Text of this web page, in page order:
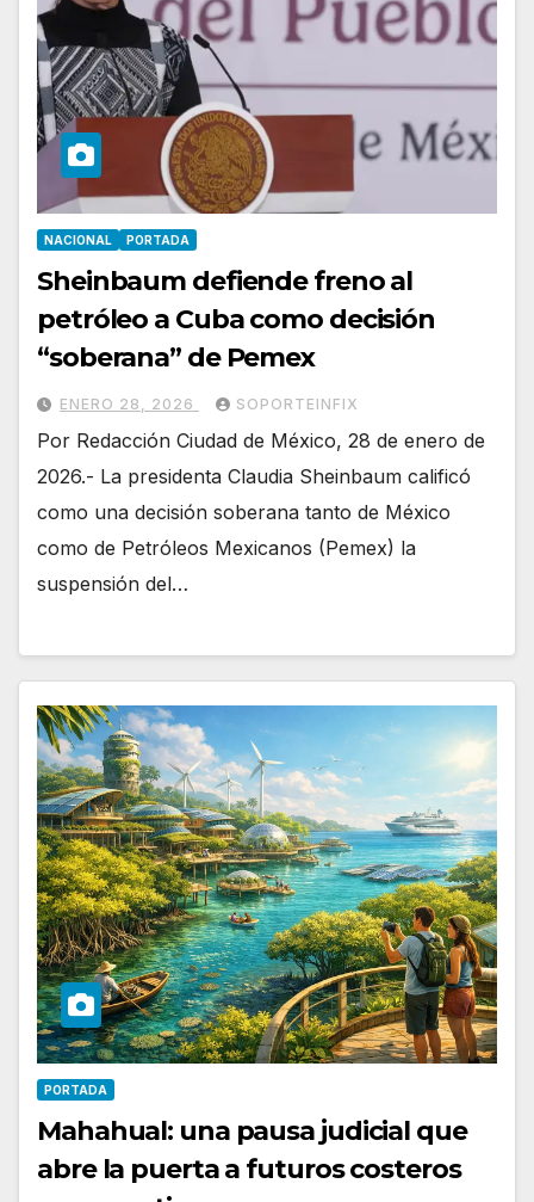
NACIONAL PORTADA
Sheinbaum defiende freno al
petróleo a Cuba como decisión
“soberana” de Pemex
ENERO 28, 2026 SOPORTEINFIX
Por Redacción Ciudad de México, 28 de enero de
2026.- La presidenta Claudia Sheinbaum calificó
como una decisión soberana tanto de México
como de Petróleos Mexicanos (Pemex) la
suspensión del…
PORTADA
Mahahual: una pausa judicial que
abre la puerta a futuros costeros